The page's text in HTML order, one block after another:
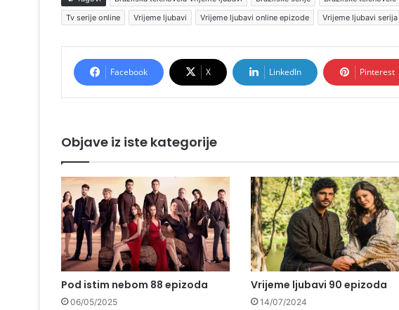
Tv serije online
Vrijeme ljubavi Vrijeme ljubavi online epizode Vrijeme ljubavi serija
Facebook X LinkedIn Pinterest
Objave iz iste kategorije
Pod istim nebom 88 epizoda
06/05/2025
Vrijeme ljubavi 90 epizoda
14/07/2024